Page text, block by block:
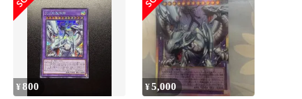
¥800 ¥5,000